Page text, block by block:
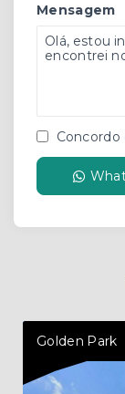
Mensagem
Concordo
Golden Park